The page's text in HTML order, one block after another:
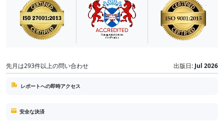
先月は293件以上の問い合わせ 出版日: Jul 2026
レポートへの即時アクセス
安全な決済